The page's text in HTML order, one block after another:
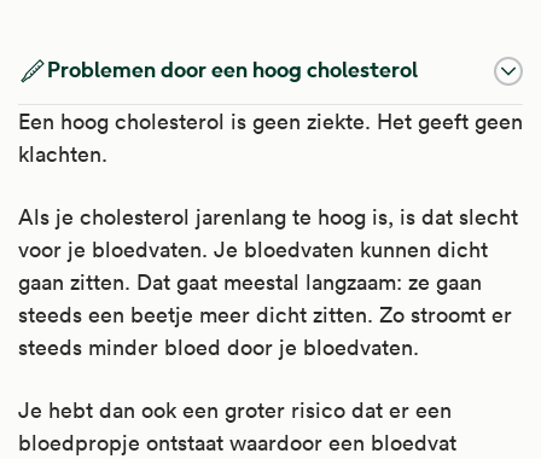
Problemen door een hoog cholesterol
Een hoog cholesterol is geen ziekte. Het geeft geen
klachten.
Als je cholesterol jarenlang te hoog is, is dat slecht
voor je bloedvaten. Je bloedvaten kunnen dicht
gaan zitten. Dat gaat meestal langzaam: ze gaan
steeds een beetje meer dicht zitten. Zo stroomt er
steeds minder bloed door je bloedvaten.
Je hebt dan ook een groter risico dat er een
bloedpropje ontstaat waardoor een bloedvat